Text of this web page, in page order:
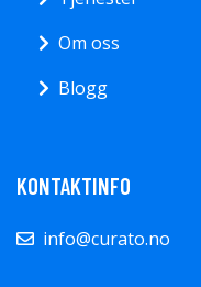
Om oss
Blogg
KONTAKTINFO
info@curato.no